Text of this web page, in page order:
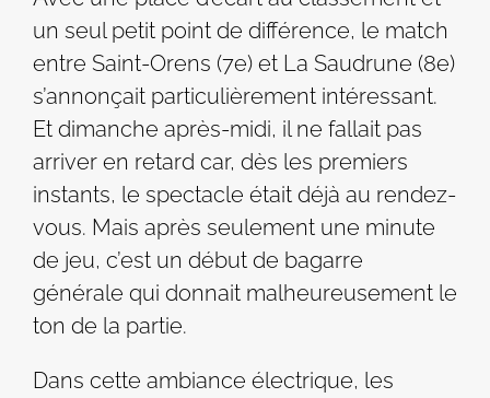
un seul petit point de différence, le match
entre Saint-Orens (7e) et La Saudrune (8e)
s’annonçait particulièrement intéressant.
Et dimanche après-midi, il ne fallait pas
arriver en retard car, dès les premiers
instants, le spectacle était déjà au rendez-
vous. Mais après seulement une minute
de jeu, c’est un début de bagarre
générale qui donnait malheureusement le
ton de la partie.
Dans cette ambiance électrique, les